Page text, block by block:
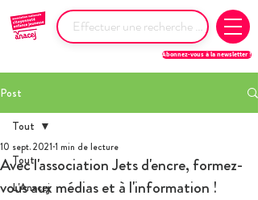
Abonnez-vous à la newsletter !
Post
Tout
L'Anacej
Tout
Avec l'association Jets d'encre, formez-
vous aux médias et à l'information !
10 sept. 2021 1 min de lecture